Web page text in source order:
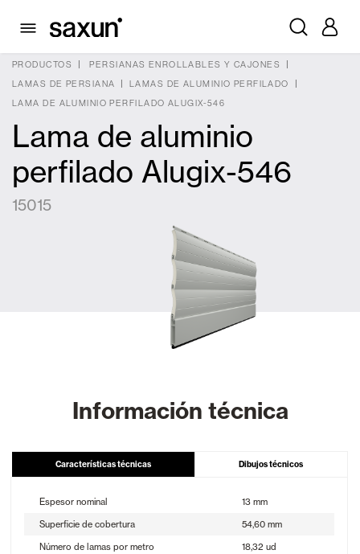
PRODUCTOS
PERSIANAS ENROLLABLES Y CAJONES
LAMAS DE PERSIANA
LAMAS DE ALUMINIO PERFILADO
LAMA DE ALUMINIO PERFILADO ALUGIX-546
Lama de aluminio
perfilado Alugix-546
15015
Información técnica
Características técnicas Dibujos técnicos
Espesor nominal
13 mm
Superficie de cobertura
54,60 mm
Número de lamas por metro
18,32 ud